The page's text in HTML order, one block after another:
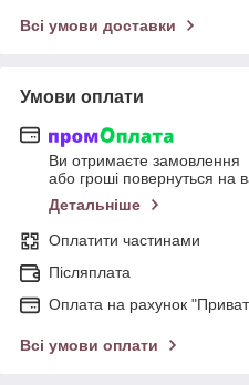
Всі умови доставки
Умови оплати
Ви отримаєте замовлення
або гроші повернуться на
Детальніше
Оплатити частинами
Післяплата
Оплата на рахунок
Всі умови оплати